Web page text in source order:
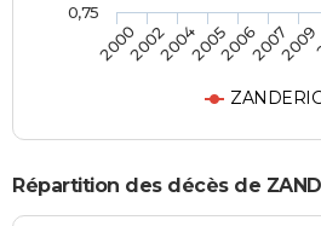
2000200220042005200620072009
0,75
Répartition des décès de